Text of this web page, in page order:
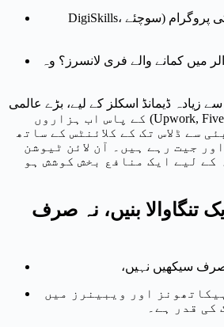
ترقی پسند حکومتی تربیتی پروگرام (سوچئے DigiSkills،
میں کمانے والے فری لانسرز؟ وہ
زیادہ ڈیمانڈ اسکلز کے لیے، بڑے عالمی
پلیٹ فارمز (Upwork, Fiverr, LinkedIn) کے پاس اب ہزاروں
سے ڈلاس تک کے کلائنٹس کے ساتھ
جیت رہے ہیں۔ آن لائن ٹیوشن
کے لیے ایک منافع بخش کوشش ہو
تنگاوالا بنیں، نہ صرف
سیکھیں نہیں،
اور ویبینرز میں
قدر ہے۔